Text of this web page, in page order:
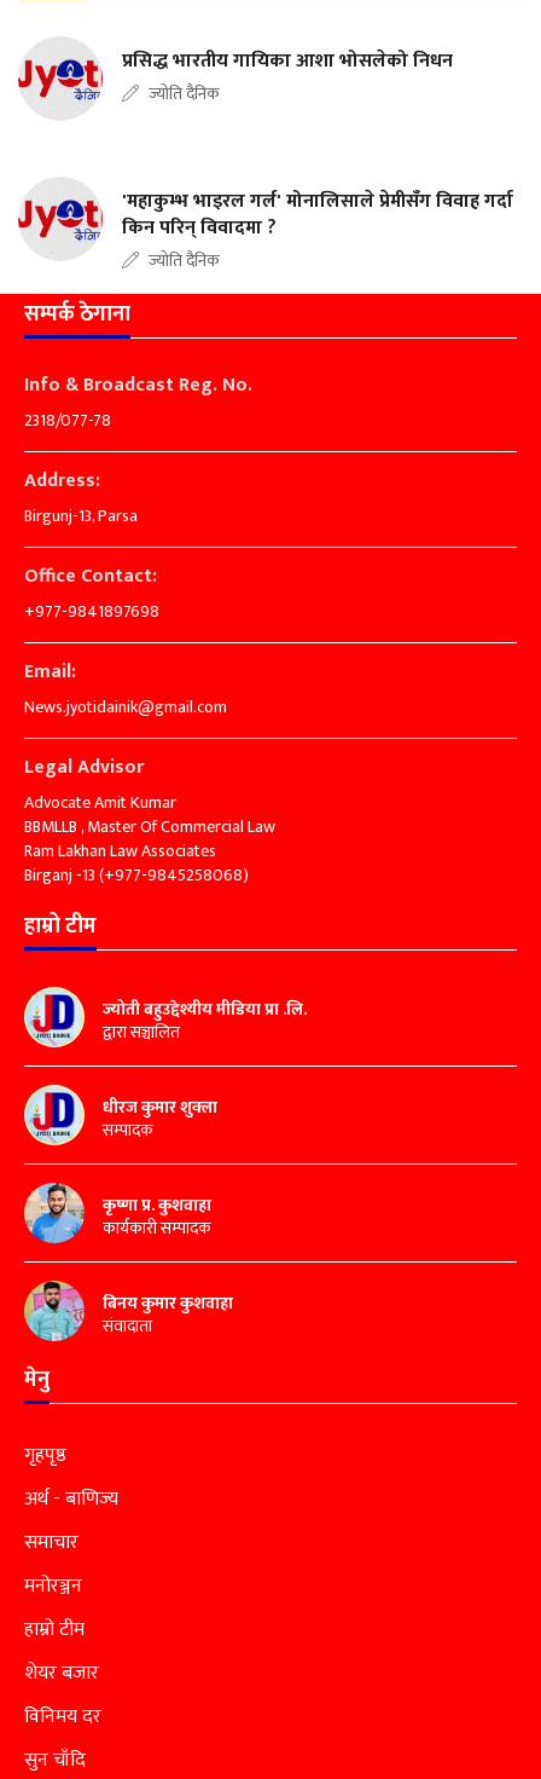
प्रसिद्ध भारतीय गायिका आशा भोसलेको निधन
ज्योति दैनिक
'महाकुम्भ भाइरल गर्ल' मोनालिसाले प्रेमीसँग विवाह गर्दा
किन परिन् विवादमा ?
ज्योति दैनिक
सम्पर्क ठेगाना
Info & Broadcast Reg. No.
2318/077-78
Address:
Birgunj-13, Parsa
Office Contact:
+977-9841897698
Email:
News.jyotidainik@gmail.com
Legal Advisor
Advocate Amit Kumar
BBMLLB , Master Of Commercial Law
Ram Lakhan Law Associates
Birganj -13 (+977-9845258068)
हाम्रो टीम
ज्योती बहुउद्देश्यीय मीडिया प्रा .लि.
द्वारा सञ्चालित
धीरज कुमार शुक्ला
सम्पादक
कृष्णा प्र. कुशवाहा
कार्यकारी सम्पादक
बिनय कुमार कुशवाहा
संवादाता
मेनु
गृहपृष्ठ
अर्थ - बाणिज्य
समाचार
मनोरञ्जन
हाम्रो टीम
शेयर बजार
विनिमय दर
सुन चाँदि